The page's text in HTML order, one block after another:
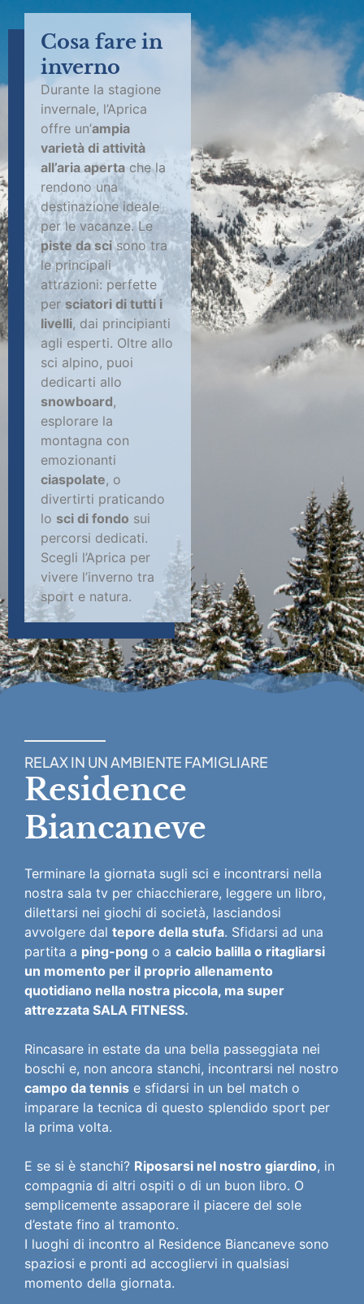
Cosa fare in
inverno
Durante la stagione
invernale, l’Aprica
offre un’ampia
varietà di attività
all’aria aperta che la
rendono una
destinazione ideale
per le vacanze. Le
piste da scisono tra
le principali
attrazioni: perfette
persciatori di tutti i
livelli, dai principianti
agli esperti. Oltre allo
sci alpino, puoi
dedicarti allo
snowboard,
esplorare la
montagna con
emozionanti
ciaspolate, o
divertirti praticando
lo sci di fondo sui
percorsi dedicati.
Scegli l’Aprica per
vivere l’inverno tra
sport e natura.
RELAX IN UN AMBIENTE FAMIGLIARE
Residence
Biancaneve
Terminare la giornata sugli sci e incontrarsi nella
nostra sala tv per chiacchierare, leggere un libro,
dilettarsi nei giochi di società, lasciandosi
avvolgere dal tepore della stufa. Sfidarsi ad una
partita a ping-pong o a calcio balilla o ritagliarsi
un momento per il proprio allenamento
quotidiano nella nostra piccola, ma super
attrezzata SALA FITNESS.
Rincasare in estate da una bella passeggiata nei
boschi e, non ancora stanchi, incontrarsi nel nostro
campo da tennis e sfidarsi in un bel match o
imparare la tecnica di questo splendido sport per
la prima volta.
E se si è stanchi? Riposarsi nel nostro giardino, in
compagnia di altri ospiti o di un buon libro. O
semplicemente assaporare il piacere del sole
d’estate fino al tramonto.
I luoghi di incontro al Residence Biancaneve sono
spaziosi e pronti ad accogliervi in qualsiasi
momento della giornata.